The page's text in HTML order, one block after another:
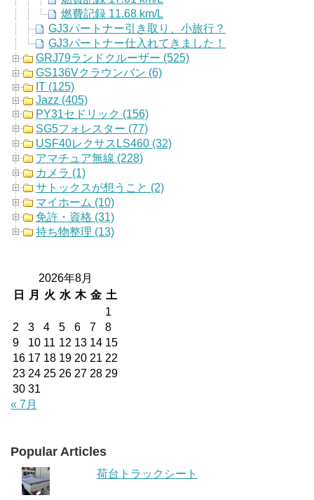
燃費記録 11.68 km/L
GJ3パートナー引き取り、小旅行？
GJ3パートナー仕入れてきました！
GRJ79ランドクルーザー (525)
GS136Vクラウンバン (6)
IT (125)
Jazz (405)
PY31セドリック (156)
SG5フォレスター (77)
USF40レクサスLS460 (32)
アマチュア無線 (228)
カメラ (1)
サトックスが想うこと (2)
マイホーム (10)
免許・資格 (31)
持ち物整理 (13)
2026年8月
日
月 火 水 木 金 土
1
2
3 4 5 6 7
8
9
10 11 12 13 14 15
16 17 18 19 20 21 22
23 24 25 26 27 28 29
30 31
« 7月
Popular Articles
荷台トラックシート